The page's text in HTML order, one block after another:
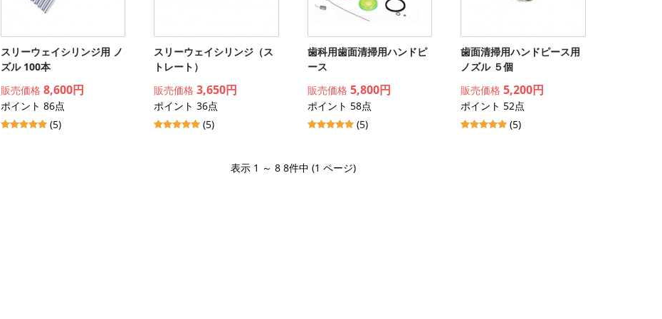
スリーウェイシリンジ用 ノ
ズル 100本
販売価格 8,600円
ポイント 86点
(5)
スリーウェイシリンジ（ス
トレート）
販売価格3,650円
ポイント 36点
(5)
歯科用歯面清掃用ハンドピ
ース
販売価格 5,800円
ポイント 58点
(5)
歯面清掃用ハンドピース用
ノズル ５個
販売価格5,200円
ポイント 52点
(5)
表示 1 ～ 8 8件中 (1 ページ)